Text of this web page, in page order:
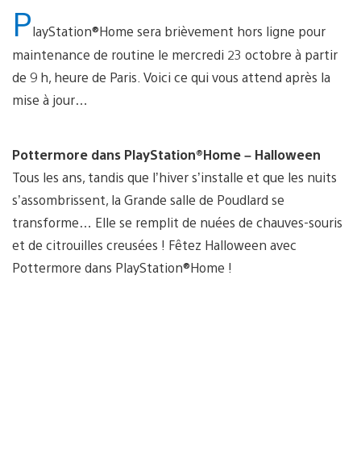
PlayStation®Home sera brièvement hors ligne pour
maintenance de routine le mercredi 23 octobre à partir
de 9 h, heure de Paris. Voici ce qui vous attend après la
mise à jour…
Pottermore dans PlayStation®Home – Halloween
Tous les ans, tandis que l’hiver s’installe et que les nuits
s’assombrissent, la Grande salle de Poudlard se
transforme… Elle se remplit de nuées de chauves-souris
et de citrouilles creusées ! Fêtez Halloween avec
Pottermore dans PlayStation®Home !